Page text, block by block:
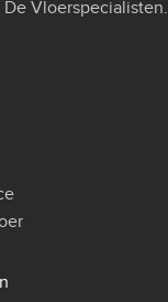
Vloerspecialisten.